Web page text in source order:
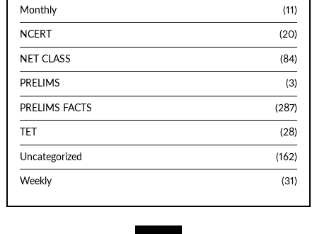
Monthly (11)
NCERT (20)
NET CLASS (84)
PRELIMS (3)
PRELIMS FACTS (287)
TET (28)
Uncategorized (162)
Weekly (31)